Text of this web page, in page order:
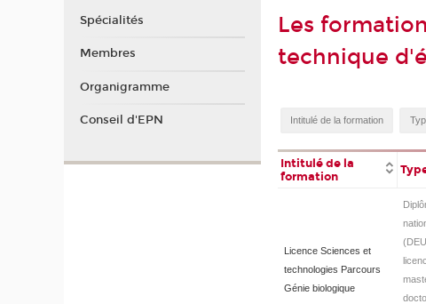
Les
technique
Intitulé de la
formation
Licence Sciences et
technologies Parcours
Génie biologique
Spécialités
Membres
Organigramme
Conseil d'EPN